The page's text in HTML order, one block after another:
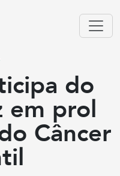
do
em prol
Câncer